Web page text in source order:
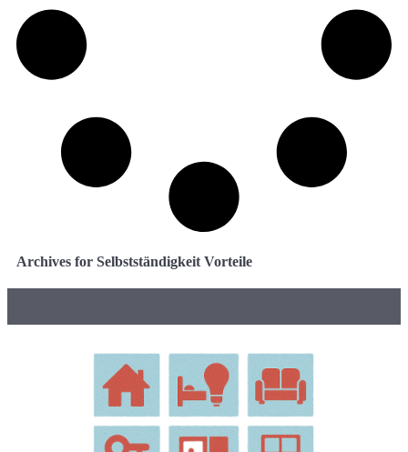
Archives for Selbstständigkeit Vorteile